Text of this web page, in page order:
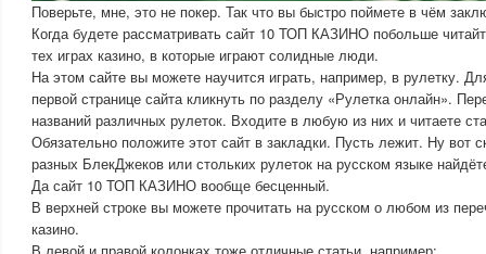
Поверьте, мне, это не покер. Так что вы быстро поймете в чём
Когда будете рассматривать сайт 10 ТОП КАЗИНО побольше
тех играх казино, в которые играют солидные люди.
На этом сайте вы можете научится играть, например, в рулетку.
первой странице сайта кликнуть по разделу «Рулетка онлайн».
названий различных рулеток. Входите в любую из них и читаете
Обязательно положите этот сайт в закладки. Пусть лежит. Ну вот
разных БлекДжеков или стольких рулеток на русском языке
Да сайт 10 ТОП КАЗИНО вообще бесценный.
В верхней строке вы можете прочитать на русском о любом из
казино.